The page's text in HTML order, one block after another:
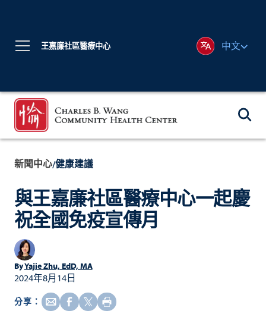
王嘉廉社區醫療中心 中文
新聞中心/健康建議
與王嘉廉社區醫療中心一起慶
祝全國免疫宣傳月
ByYajie Zhu, EdD, MA
2024年8月14日
分享：